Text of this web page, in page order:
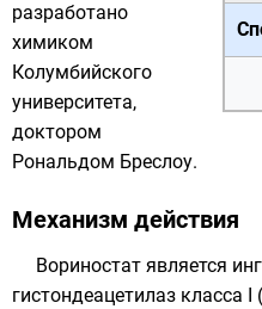
разработано
химиком
Колумбийского
университета,
доктором
Рональдом Бреслоу.
Механизм действия
Вориностат является
гистондеацетилаз класса I (